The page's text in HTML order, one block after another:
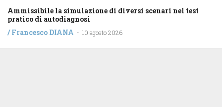
Ammissibile la simulazione di diversi scenari nel test
pratico di autodiagnosi
/Francesco DIANA - 10 agosto 2026